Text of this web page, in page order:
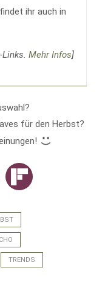
ihr auch in
Mehr Infos]
für den Herbst?
TRENDS